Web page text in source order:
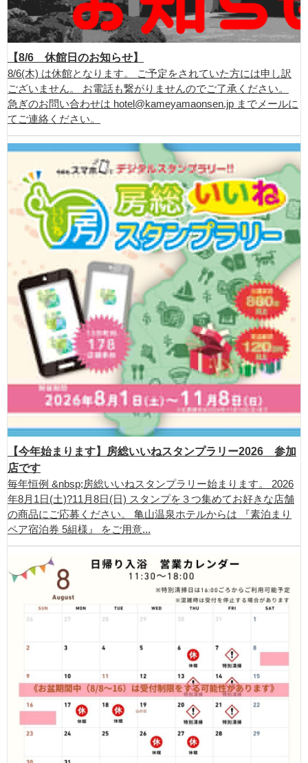
【8/6 休館日のお知らせ】
8/6(木) は休館となります。 ご予定をされていた方には申し訳
ございません。 お電話も繋がりませんのでご了承ください。
急ぎのお問い合わせは hotel@kameyamaonsen.jp までメールに
てご連絡ください。
【今年始まります】房総いいねスタンプラリー2026 参加
店です
毎年恒例 &nbsp;房総いいねスタンプラリー始まります。 2026
年8月1日(土)?11月8日(日) スタンプを３つ集めてお好きな店舗
の商品にご応募ください。 亀山温泉ホテルからは 『素泊まり
ペア宿泊券 5組様』 をご用意...